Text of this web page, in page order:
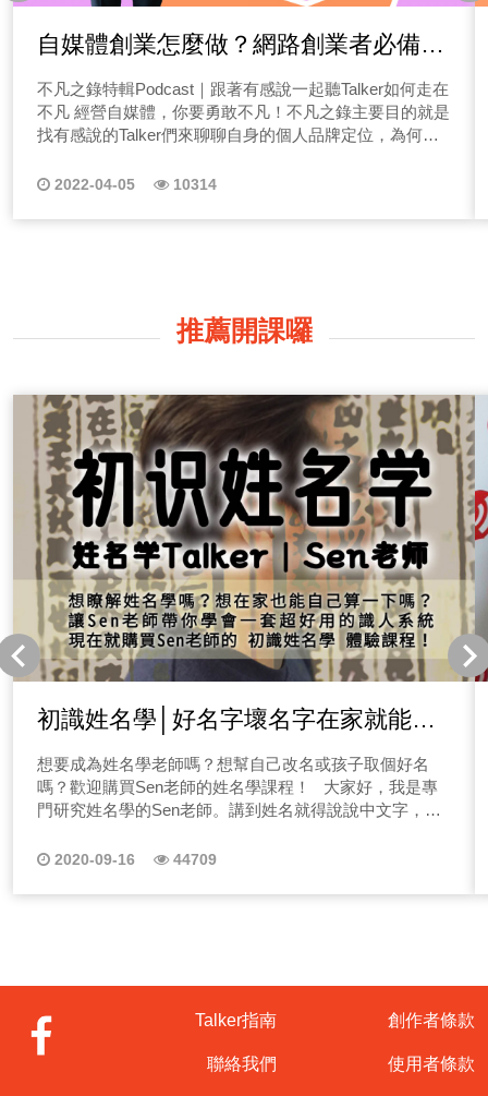
自媒體創業怎麼做？網路創業者必備心
態有哪些！要創業就別怕大家覺得你很
怪，勇敢不凡吧~
不凡之錄特輯Podcast｜跟著有感說一起聽Talker如何走在
不凡 經營自媒體，你要勇敢不凡！不凡之錄主要目的就是
找有感說的Talker們來聊聊自身的個人品牌定位，為何會
當Talker？你的理想藍圖是什麼！？ 在經營事業、個人
我價值呢？營養乾貨都在不凡之錄特輯中唷！(備註：想收
數，那塔羅師迷你為什麼會選擇在有感說開啟她的自媒體
經營呢？她又是如何在紅海市場中找到定位脫穎而出呢？
求也日漸興盛，但不管需求多大，往往在市場成熟的狀況
下皆會小於供給，那Alice在面對這樣的環境下，如何靠經
營自己闖出一片天？ 不凡之錄特輯｜自媒體經營先找到
堅持動力，創造導師Cherrie(前往) 創造導師在做什麼呢？
幫你堅持著改變自己！對我們來說要經營一個事業，你必
須跳脫舒適圈，對抗迎面而來的壓力，還有解開多年沉澱
在內心深處的心結，你才有可能在灰燼中找到新生！想改
2022-04-05 10314
推薦開課囉
初識姓名學│好名字壞名字在家就能自
己算
想要成為姓名學老師嗎？想幫自己改名或孩子取個好名
嗎？歡迎購買Sen老師的姓名學課程！ 大家好，我是專
門研究姓名學的Sen老師。講到姓名就得說說中文字，也
精隨，每個字都有其本身的力量與靈魂。 明白姓名學有什
道出生年，就能大致推論功名、感情與財運的好壞。也能
不是說一定要當什麼命理老師，而是能讓我們保護自己，
有個評斷依據，身旁的朋友是否姓名中，有看出什麼不好
的地方可以留意一下。 在職場上，跟長官、同事、下
2020-09-16 44709
Talker指南
聯絡我們
創作者條款
使用者條款